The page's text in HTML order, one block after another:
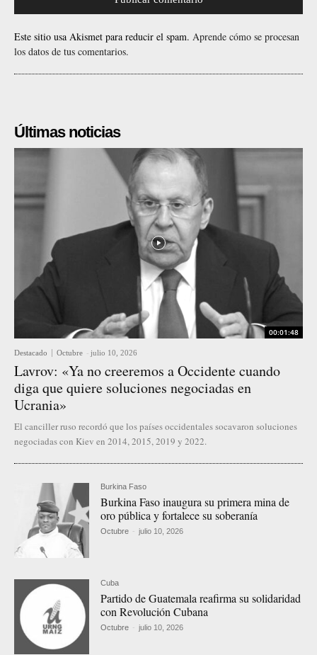
Este sitio usa Akismet para reducir el spam. Aprende cómo se procesan
los datos de tus comentarios.
Últimas noticias
00:01:48
Destacado Octubre - julio 10, 2026
Lavrov: «Ya no creeremos a Occidente cuando
diga que quiere soluciones negociadas en
Ucrania»
El canciller ruso recordó que los países occidentales socavaron soluciones
negociadas con Kiev en 2014, 2015, 2019 y 2022.
Burkina Faso
Burkina Faso inaugura su primera mina de
oro pública y fortalece su soberanía
Octubre - julio 10, 2026
Cuba
Partido de Guatemala reafirma su solidaridad
con Revolución Cubana
Octubre - julio 10, 2026